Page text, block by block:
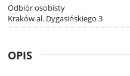
Odbiór osobisty
Kraków al. Dygasińskiego 3
OPIS